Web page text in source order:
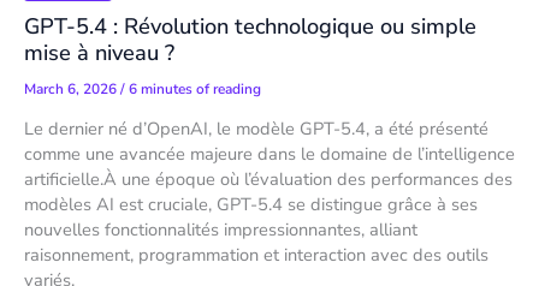
GPT-5.4 : Révolution technologique ou simple
mise à niveau ?
March 6, 2026/6 minutes of reading
Le dernier né d’OpenAI, le modèle GPT-5.4, a été présenté
comme une avancée majeure dans le domaine de l’intelligence
artificielle.À une époque où l’évaluation des performances des
modèles AI est cruciale, GPT-5.4 se distingue grâce à ses
nouvelles fonctionnalités impressionnantes, alliant
raisonnement, programmation et interaction avec des outils
variés.